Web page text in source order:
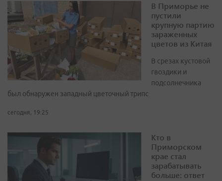
В Приморье не
пустили
крупную партию
зараженных
цветов из Китая
В срезах кустовой
гвоздики и
подсолнечника
был обнаружен западный цветочный трипс
сегодня, 19:25
Кто в
Приморском
крае стал
зарабатывать
больше: ответ